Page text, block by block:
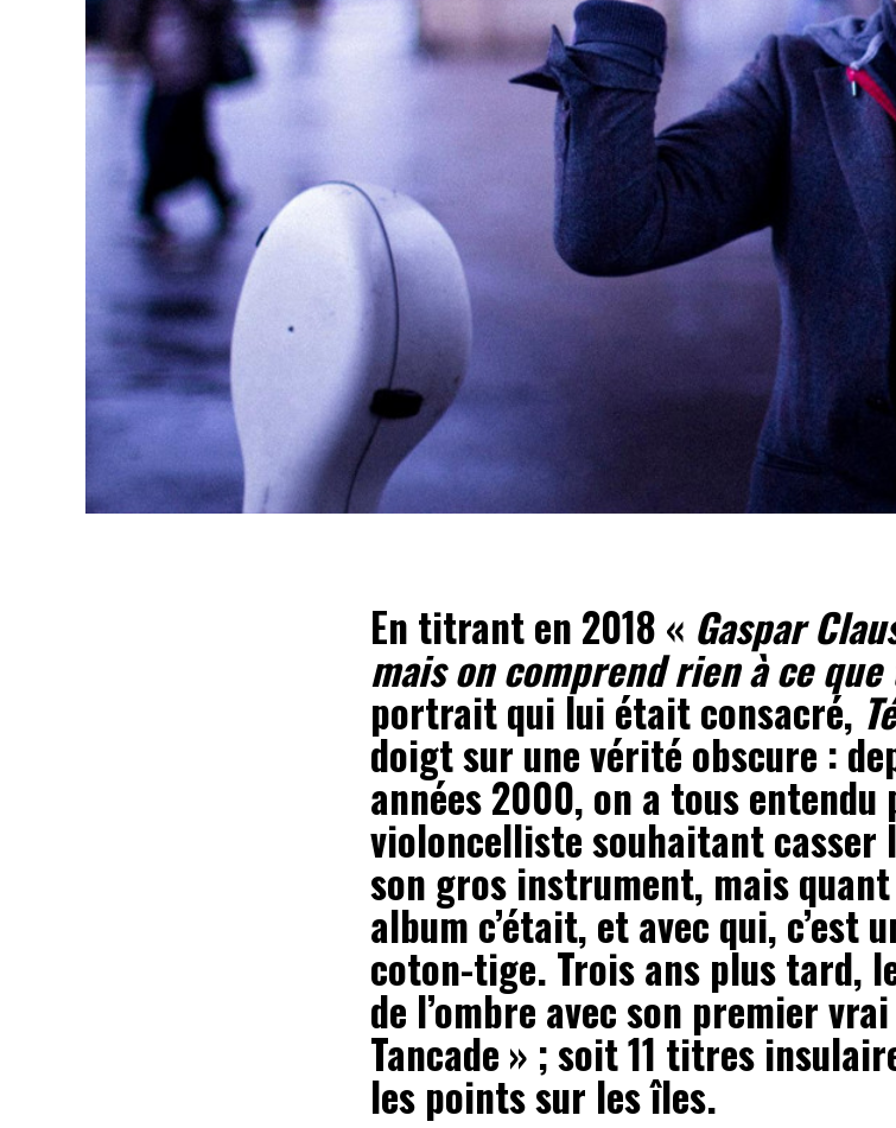
En titrant en 2018 « Gaspar
mais on comprend rien à ce
portrait qui lui était consacré,
doigt sur une vérité obscure :
années 2000, on a tous entendu
violoncelliste souhaitant casser
son gros instrument, mais
album c’était, et avec qui, c’est
coton-tige. Trois ans plus tard,
de l’ombre avec son premier
Tancade » ; soit 11 titres
les points sur les îles.